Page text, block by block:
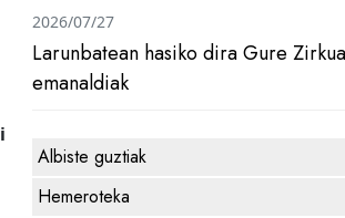
Larunbatean hasiko dira Gure
emanaldiak
2026/07/27
Albiste guztiak
Hemeroteka